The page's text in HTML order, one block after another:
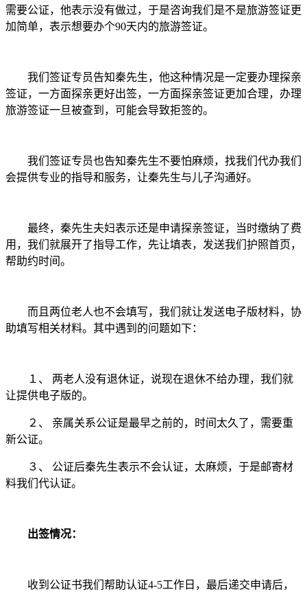
需要公证，他表示没有做过，于是咨询我们是不是旅游签证更
加简单，表示想要办个90天内的旅游签证。
我们签证专员告知秦先生，他这种情况是一定要办理探亲
签证，一方面探亲更好出签，一方面探亲签证更加合理，办理
旅游签证一旦被查到，可能会导致拒签的。
我们签证专员也告知秦先生不要怕麻烦，找我们代办我们
会提供专业的指导和服务，让秦先生与儿子沟通好。
最终，秦先生夫妇表示还是申请探亲签证，当时缴纳了费
用，我们就展开了指导工作，先让填表，发送我们护照首页，
帮助约时间。
而且两位老人也不会填写，我们就让发送电子版材料，协
助填写相关材料。其中遇到的问题如下：
１、 两老人没有退休证，说现在退休不给办理，我们就
让提供电子版的。
２、 亲属关系公证是最早之前的，时间太久了，需要重
新公证。
３、 公证后秦先生表示不会认证，太麻烦，于是邮寄材
料我们代认证。
出签情况：
收到公证书我们帮助认证4-5工作日，最后递交申请后，